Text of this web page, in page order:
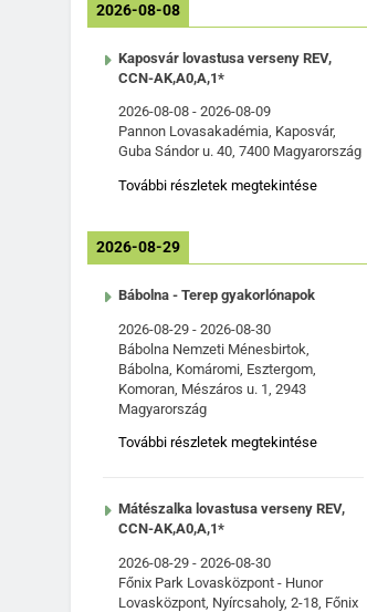
2026-08-08
Kaposvár lovastusa verseny REV,
CCN-AK,A0,A,1*
2026-08-08 - 2026-08-09
Pannon Lovasakadémia, Kaposvár,
Guba Sándor u. 40, 7400 Magyarország
További részletek megtekintése
2026-08-29
Bábolna - Terep gyakorlónapok
2026-08-29 - 2026-08-30
Bábolna Nemzeti Ménesbirtok,
Bábolna, Komáromi, Esztergom,
Komoran, Mészáros u. 1, 2943
Magyarország
További részletek megtekintése
Mátészalka lovastusa verseny REV,
CCN-AK,A0,A,1*
2026-08-29 - 2026-08-30
Főnix Park Lovasközpont - Hunor
Lovasközpont, Nyírcsaholy, 2-18, Főnix